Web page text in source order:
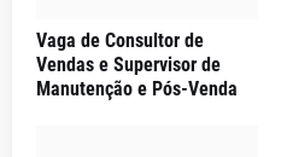
Vaga de Consultor de
Vendas e Supervisor de
Manutenção e Pós-Venda